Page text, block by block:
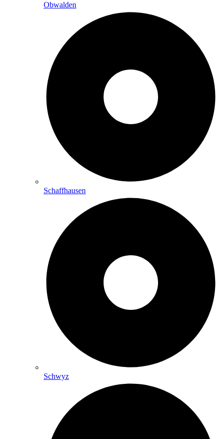
Obwalden
Schaffhausen
Schwyz